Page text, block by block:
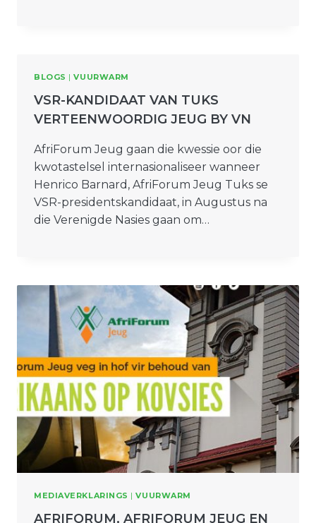
BLOGS |VUURWARM
VSR-KANDIDAAT VAN TUKS
VERTEENWOORDIG JEUG BY VN
AfriForum Jeug gaan die kwessie oor die
kwotastelsel internasionaliseer wanneer
Henrico Barnard, AfriForum Jeug Tuks se
VSR-presidentskandidaat, in Augustus na
die Verenigde Nasies gaan om…
MEDIAVERKLARINGS |VUURWARM
AFRIFORUM, AFRIFORUM JEUG EN